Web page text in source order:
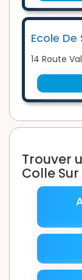
Ecole
14 Route
Trouver
Colle